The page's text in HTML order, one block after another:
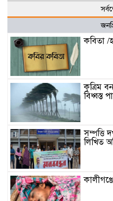
কবিতা /
কৃত্রিম
বিধ্বস্ত
সম্পত্তি
লিখিত